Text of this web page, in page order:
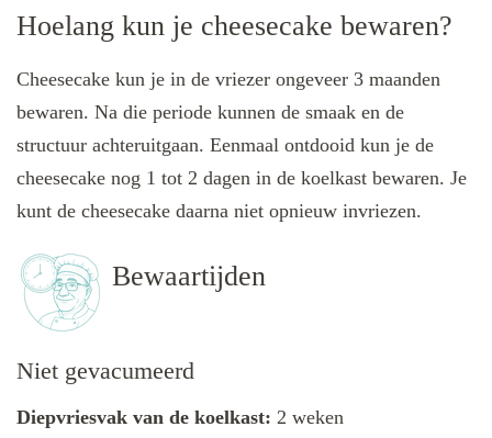
Hoelang kun je cheesecake bewaren?
Cheesecake kun je in de vriezer ongeveer 3 maanden
bewaren. Na die periode kunnen de smaak en de
structuur achteruitgaan. Eenmaal ontdooid kun je de
cheesecake nog 1 tot 2 dagen in de koelkast bewaren. Je
kunt de cheesecake daarna niet opnieuw invriezen.
Bewaartijden
Niet gevacumeerd
Diepvriesvak van de koelkast: 2 weken